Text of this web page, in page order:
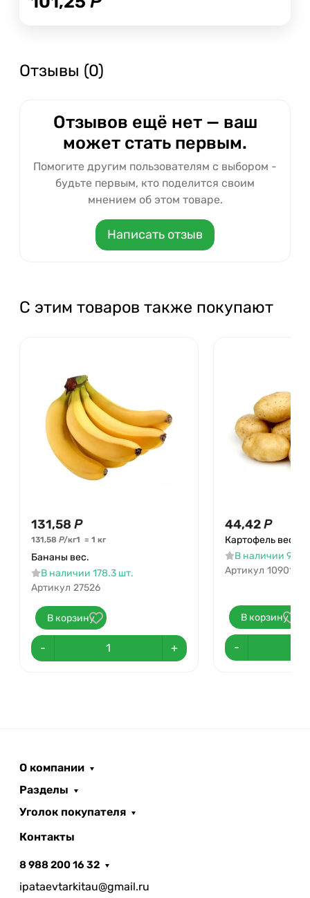
Отзывы (0)
Отзывов ещё нет — ваш
может стать первым.
Помогите другим пользователям с выбором -
будьте первым, кто поделится своим
мнением об этом товаре.
Написать отзыв
С этим товаров также покупают
131,58 Р
131,58 Р/кг1 = 1 кг
Бананы вес.
В наличии 178.3 шт.
Артикул 27526
В корзину
- +
44,42Р
Картофель вес
В наличии
Артикул 10901
В корзину
-
О компании
Разделы
Уголок покупателя
Контакты
8 988 200 16 32
ipataevtarkitau@gmail.ru